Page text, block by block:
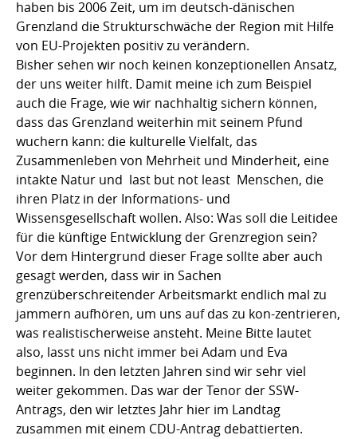
haben bis 2006 Zeit, um im deutsch-dänischen
Grenzland die Strukturschwäche der Region mit Hilfe
von EU-Projekten positiv zu verändern.
Bisher sehen wir noch keinen konzeptionellen Ansatz,
der uns weiter hilft. Damit meine ich zum Beispiel
auch die Frage, wie wir nachhaltig sichern können,
dass das Grenzland weiterhin mit seinem Pfund
wuchern kann: die kulturelle Vielfalt, das
Zusammenleben von Mehrheit und Minderheit, eine
intakte Natur und  last but not least  Menschen, die
ihren Platz in der Informations- und
Wissensgesellschaft wollen. Also: Was soll die Leitidee
für die künftige Entwicklung der Grenzregion sein?
Vor dem Hintergrund dieser Frage sollte aber auch
gesagt werden, dass wir in Sachen
grenzüberschreitender Arbeitsmarkt endlich mal zu
jammern aufhören, um uns auf das zu kon-zentrieren,
was realistischerweise ansteht. Meine Bitte lautet
also, lasst uns nicht immer bei Adam und Eva
beginnen. In den letzten Jahren sind wir sehr viel
weiter gekommen. Das war der Tenor der SSW-
Antrags, den wir letztes Jahr hier im Landtag
zusammen mit einem CDU-Antrag debattierten.